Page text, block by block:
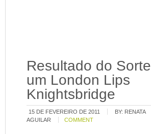
Resultado do
um London Lips
Knightsbridge
15 DE FEVEREIRO DE 2011 BY: RENATA
AGUILAR
COMMENT